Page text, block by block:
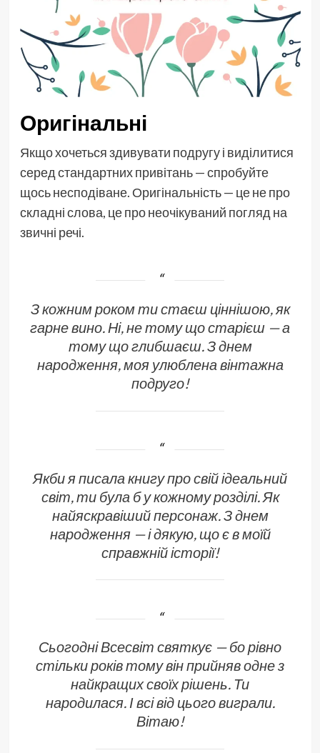
Оригінальні
Якщо хочеться здивувати подругу і виділитися
серед стандартних привітань — спробуйте
щось несподіване. Оригінальність — це не про
складні слова, це про неочікуваний погляд на
звичні речі.
З кожним роком ти стаєш ціннішою, як
гарне вино. Ні, не тому що старієш — а
тому що глибшаєш. З днем
народження, моя улюблена вінтажна
подруго!
Якби я писала книгу про свій ідеальний
світ, ти була б у кожному розділі. Як
найяскравіший персонаж. З днем
народження — і дякую, що є в моїй
справжній історії!
Сьогодні Всесвіт святкує — бо рівно
стільки років тому він прийняв одне з
найкращих своїх рішень. Ти
народилася. І всі від цього виграли.
Вітаю!